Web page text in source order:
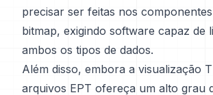
precisar ser feitas nos
bitmap, exigindo software capaz de
ambos os tipos de dados.
Além disso, embora a visualização
arquivos EPT ofereça um alto grau